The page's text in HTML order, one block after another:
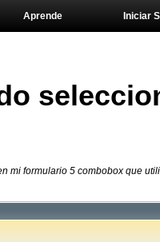
Aprende Iniciar
mi formulario 5 combobox que